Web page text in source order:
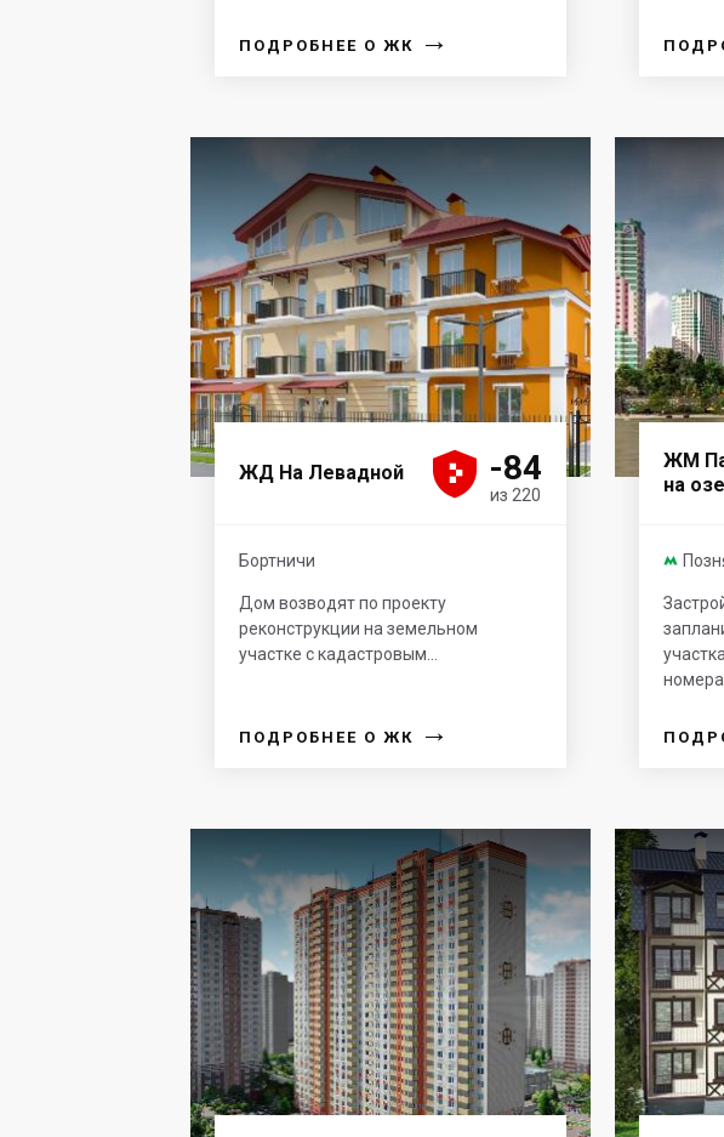
ПОДРОБНЕЕ О ЖК →
ЖД На Левадной 



 -84
из 220
Бортничи
Дом возводят по проекту
реконструкции на земельном
участке с кадастровым...
ПОДРОБНЕЕ О ЖК →
ЖМ
на
